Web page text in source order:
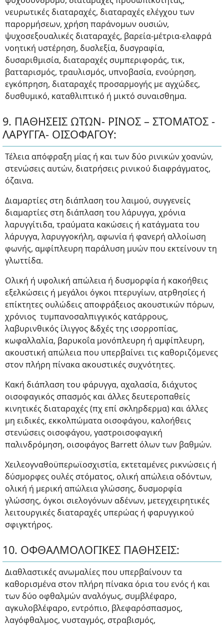
νευρωτικές διαταραχές, διαταραχές ελέγχου των
παρορμήσεων, χρήση παράνομων ουσιών,
ψυχοσεξουαλικές διαταραχές, βαρεία-μέτρια-ελαφρά
νοητική υστέρηση, δυσλεξία, δυσγραφία,
δυσαριθμισία, διαταραχές συμπεριφοράς, τικ,
βατταρισμός, τραυλισμός, υπνοβασία, ενούρηση,
εγκόπρηση, διαταραχές προσαρμογής με αγχώδες,
δυσθυμικό, καταθλιπτικό ή μικτό συναισθημα.
9. ΠΑΘΗΣΕΙΣ ΩΤΩΝ- ΡΙΝΟΣ – ΣΤΟΜΑΤΟΣ -
ΛΑΡΥΓΓΑ- ΟΙΣΟΦΑΓΟΥ:
Τέλεια απόφραξη μίας ή και των δύο ρινικών χοανών,
στενώσεις αυτών, διατρήσεις ρινικού διαφράγματος,
όζαινα.
Διαμαρτίες στη διάπλαση του λαιμού, συγγενείς
διαμαρτίες στη διάπλαση του λάρυγγα, χρόνια
λαρυγγίτιδα, τραύματα κακώσεις ή κατάγματα του
λάρυγγα, λαρυγγοκήλη, αφωνία ή φανερή αλλοίωση
φωνής, αμφίπλευρη παράλυση μυών που εκτείνουν τη
γλωττίδα.
Ολική ή υφολική απώλεια ή δυσμορφία ή κακοήθεις
εξελκώσεις ή μεγάλοι όγκοι πτερυγίων, ατρθησίες ή
επίκτητες ουλώδεις αποφράξειος ακουστικών πόρων,
χρόνιος τυμπανοσαλπιγγικός κατάρρους,
λαβυρινθικός ίλιγγος &δχές της ισορροπίας,
κωφαλλαλία, βαρυκοΐα μονόπλευρη ή αμφίπλευρη,
ακουστική απώλεια που υπερβαίνει τις καθοριζόμενες
στον πλήρη πίνακα ακουστικές συχνότητες.
Κακή διάπλαση του φάρυγγα, αχαλασία, διάχυτος
οισοφαγικός σπασμός και άλλες δευτεροπαθείς
κινητικές διαταραχές (πχ επί σκληρδερμα) και άλλες
μη ειδικές, εκκολπώματα οισοφάγου, καλοήθεις
στενώσεις οισοφάγου, γαστροισοφαγική
παλινδρόμηση, οισοφάγος Barrett όλων των βαθμών.
Χειλεογναθοϋπερωϊοσχιστία, εκτεταμένες ρικνώσεις ή
δύσμορφες ουλές στόματος, ολική απώλεια οδόντων,
ολική ή μερική απώλεια γλώσσης, δυσμορφία
γλώσσης, όγκοι σιελογόνων αδένων, μετεγχειρητικές
λειτουργικές διαταραχές υπερώας ή φαρυγγικού
σφιγκτήρος.
10. ΟΦΘΑΛΜΟΛΟΓΙΚΕΣ ΠΑΘΗΣΕΙΣ:
Διαθλαστικές ανωμαλίες που υπερβαίνουν τα
καθορισμένα στον πλήρη πίνακα όρια του ενός ή και
των δύο οφθαλμών αναλόγως, συμβλέφαρο,
αγκυλοβλέφαρο, εντρόπιο, βλεφαρόσπασμος,
λαγόφθαλμος, νυσταγμός, στραβισμός,